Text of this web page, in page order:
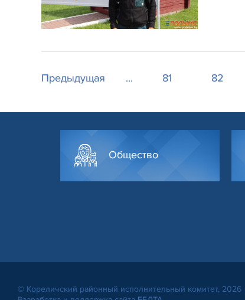
Предыдущая ... 81 82
Общество
© Кореличский районный исполнительный комитет, 2026